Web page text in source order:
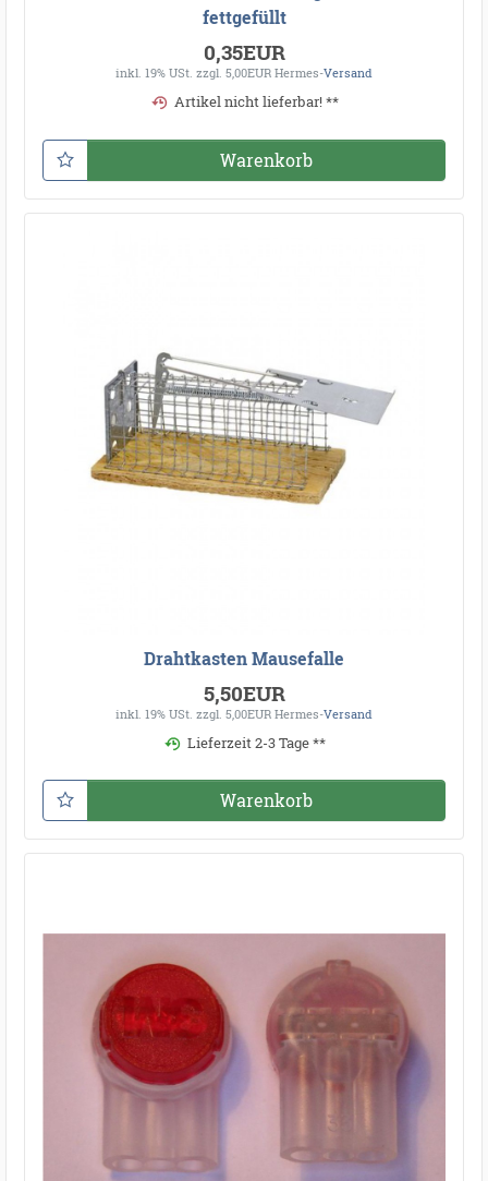
fettgefüllt
0,35EUR
inkl. 19% USt. zzgl. 5,00EUR Hermes-Versand
Artikel nicht lieferbar! **
Warenkorb
Drahtkasten Mausefalle
5,50EUR
inkl. 19% USt. zzgl. 5,00EUR Hermes-Versand
Lieferzeit 2-3 Tage **
Warenkorb